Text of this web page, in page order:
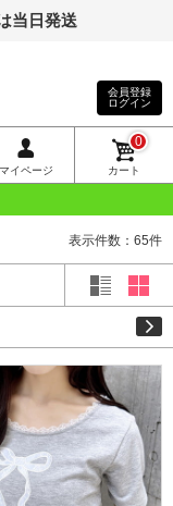
当日発送
会員登録
ログイン
マイページ カート
0
表示件数：65件